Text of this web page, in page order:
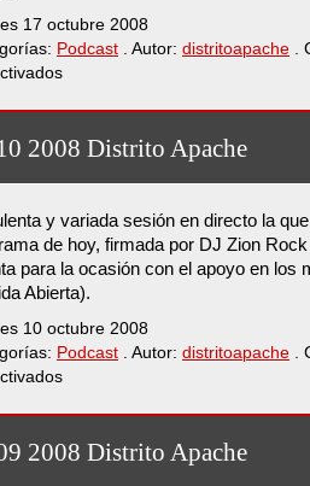
17 octubre 2008
Podcast . Autor: distritoapache .
en
10
Distrito
2008 Distrito Apache
y variada sesión en directo la
de hoy, firmada por DJ Zion
para la ocasión con el apoyo en los
Abierta).
10 octubre 2008
Podcast . Autor: distritoapache .
en
10
Distrito
2008 Distrito Apache